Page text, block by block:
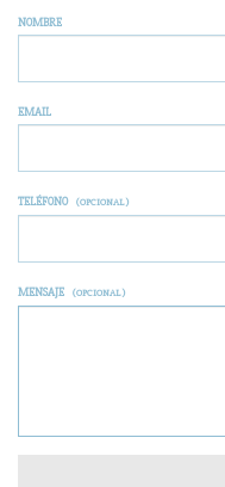
NOMBRE
EMAIL
TELÉFONO (OPCIONAL)
MENSAJE (OPCIONAL)